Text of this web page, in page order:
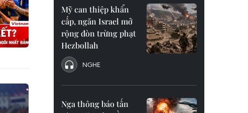
Mỹ can thiệp khẩn
cấp, ngăn Israel mở
rộng đòn trừng phạt
Hezbollah
NGHE
Nga thông báo tấn